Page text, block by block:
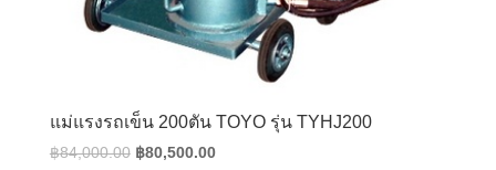
แม่แรงรถเข็น 200ตัน TOYO รุ่น TYHJ200
฿84,000.00 Original
฿80,500.00Current